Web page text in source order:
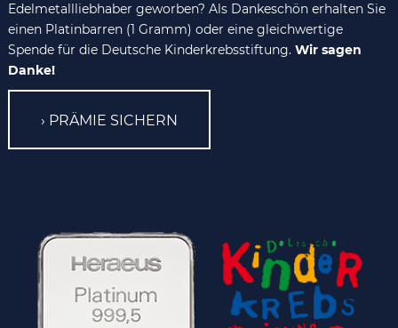
Edelmetallliebhaber geworben? Als Dankeschön erhalten Sie
einen Platinbarren (1 Gramm) oder eine gleichwertige
Spende für die Deutsche Kinderkrebsstiftung. Wir sagen
Danke!
PRÄMIE SICHERN